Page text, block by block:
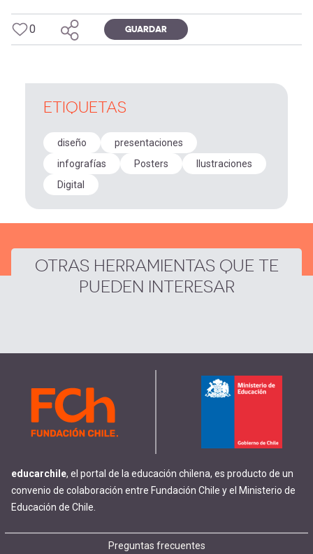
Menú
cuenta
0 GUARDAR
ETIQUETAS
diseño
presentaciones
infografías
Posters
Ilustraciones
Digital
OTRAS HERRAMIENTAS QUE TE
PUEDEN INTERESAR
educarchile, el portal de la educación chilena, es producto de un
convenio de colaboración entre Fundación Chile y el Ministerio de
Educación de Chile.
Preguntas frecuentes